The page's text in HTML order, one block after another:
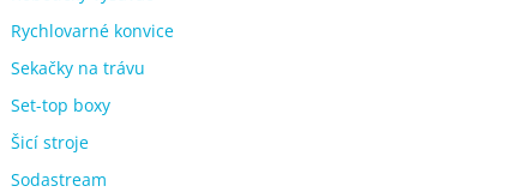
Rychlovarné konvice
Sekačky na trávu
Set-top boxy
Šicí stroje
Sodastream